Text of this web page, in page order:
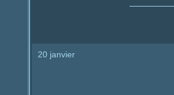
20 janvier